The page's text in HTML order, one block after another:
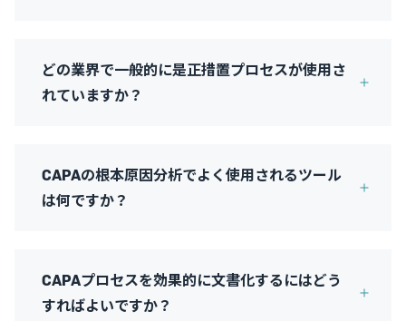
どの業界で一般的に是正措置プロセスが使用さ
れていますか？
CAPAの根本原因分析でよく使用されるツール
は何ですか？
CAPAプロセスを効果的に文書化するにはどう
すればよいですか？